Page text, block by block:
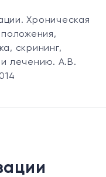
Хроническая
скрининг,
лечению. A.B.